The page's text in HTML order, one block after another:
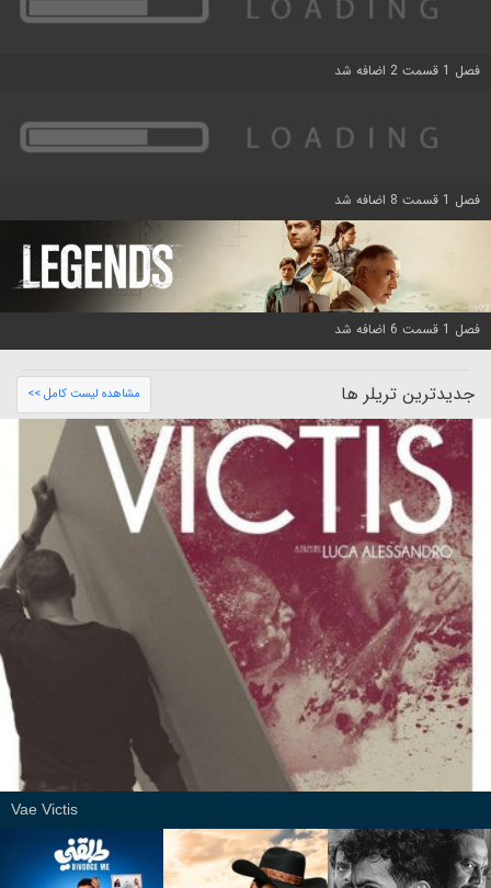
فصل 1 قسمت 2 اضافه شد
فصل 1 قسمت 8 اضافه شد
فصل 1 قسمت 6 اضافه شد
جدیدترین تریلر ها مشاهده لیست کامل >>
Vae Victis